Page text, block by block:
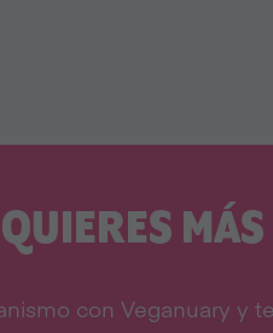
MÁS
con Veganuary y